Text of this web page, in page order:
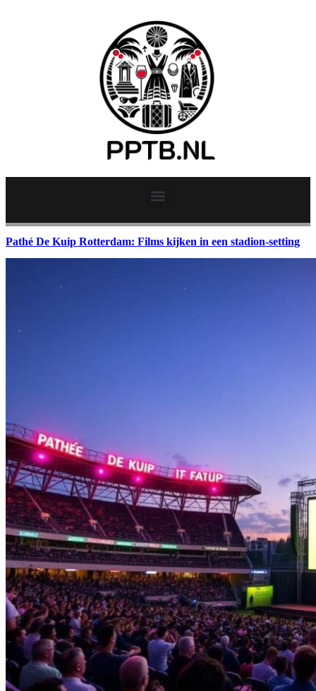
Pathé De Kuip Rotterdam: Films kijken in een stadion-setting